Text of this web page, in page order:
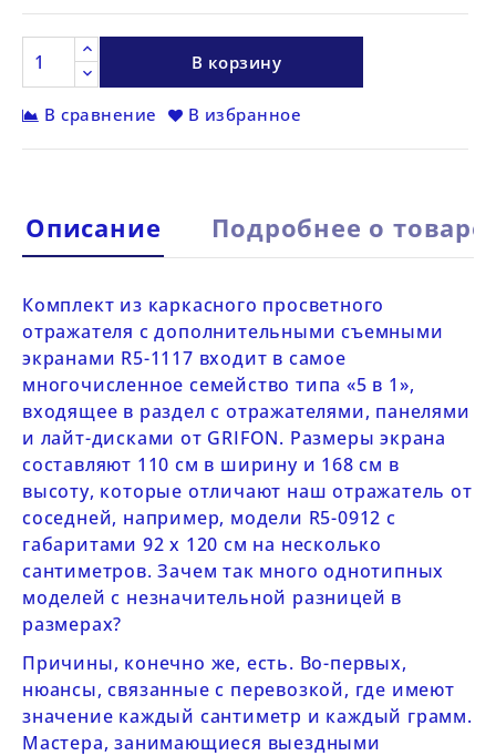
В корзину
В сравнение В избранное
Описание Подробнее о товаре
Комплект из каркасного просветного
отражателя с дополнительными съемными
экранами R5-1117 входит в самое
многочисленное семейство типа «5 в 1»,
входящее в раздел cотражателями, панелями
и лайт-дисками от GRIFON. Размеры экрана
составляют 110 см в ширину и 168 см в
высоту, которые отличают наш отражатель от
соседней, например, модели R5-0912 с
габаритами 92 х 120 см на несколько
сантиметров. Зачем так много однотипных
моделей с незначительной разницей в
размерах?
Причины, конечно же, есть. Во-первых,
нюансы, связанные с перевозкой, где имеют
значение каждый сантиметр и каждый грамм.
Мастера, занимающиеся выездными